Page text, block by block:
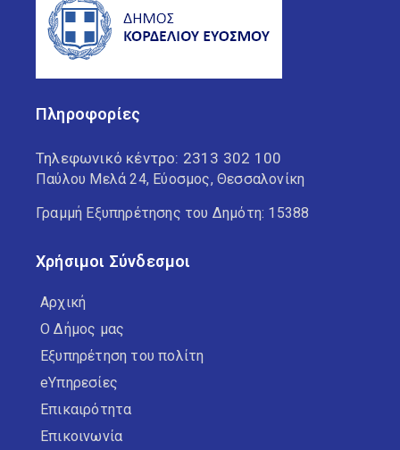
Πληροφορίες
Τηλεφωνικό κέντρο: 2313 302 100
Παύλου Μελά 24, Εύοσμος, Θεσσαλονίκη
Γραμμή Εξυπηρέτησης του Δημότη: 15388
Χρήσιμοι Σύνδεσμοι
Αρχική
Ο Δήμος μας
Εξυπηρέτηση του πολίτη
eΥπηρεσίες
Επικαιρότητα
Επικοινωνία